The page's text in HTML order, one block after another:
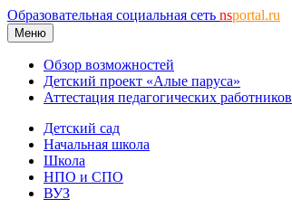
Образовательная социальная сеть nsportal.ru
Меню
Обзор возможностей
Детский проект «Алые паруса»
Аттестация педагогических работников
Детский сад
Начальная школа
Школа
НПО и СПО
ВУЗ